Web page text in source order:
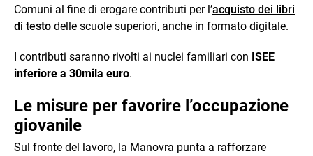
Comuni al fine di erogare contributi per l’acquisto dei libri
di testo delle scuole superiori, anche in formato digitale.
I contributi saranno rivolti ai nuclei familiari con ISEE
inferiore a 30mila euro.
Le misure per favorire l’occupazione
giovanile
Sul fronte del lavoro, la Manovra punta a rafforzare